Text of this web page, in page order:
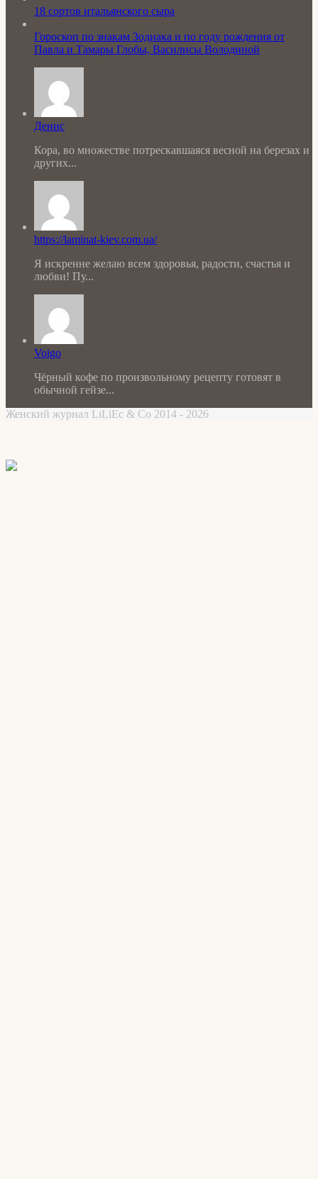
18 сортов итальянского сыра
Гороскоп по знакам Зодиака и по году рождения от
Павла и Тамары Глобы, Василисы Володиной
Денис
Кора, во множестве потрескавшаяся весной на березах и
других...
https://laminat-kiev.com.ua/
Я искренне желаю всем здоровья, радости, счастья и
любви! Пу...
Voigo
Чёрный кофе по произвольному рецепту готовят в
обычной гейзе...
Женский журнал LiLiEc & Co 2014 - 2026
button